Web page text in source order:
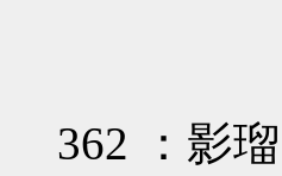
362 ：影